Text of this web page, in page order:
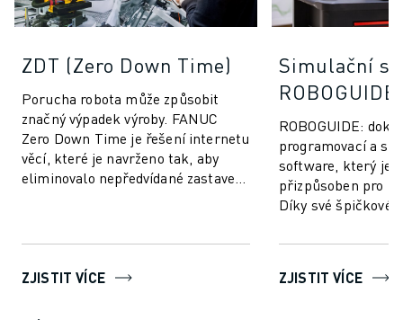
ZDT (Zero Down Time)
Porucha robota může způsobit
značný výpadek výroby. FANUC
Zero Down Time je řešení internetu
věcí, které je navrženo tak, aby
eliminovalo nepředvídané zastavení
ZJISTIT VÍCE
Simulační
ROBOGUIDE
ROBOGUIDE:
programovací a
software, který je
přizpůsoben pro
Díky své špičkové
snadno vytvářet,
ZJISTIT VÍCE